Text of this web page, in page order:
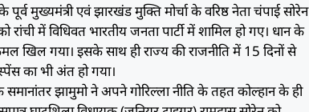
मुख्यमंत्री एवं झारखंड मुक्ति मोर्चा के वरिष्ठ नेता चंपाई सोरेन
रांची में विधिवत भारतीय जनता पार्टी में शामिल हो गए। धान के
खिल गया। इसके साथ ही राज्य की राजनीति में 15 दिनों से
का भी अंत हो गया।
झामुमो ने अपने गोरिल्ला नीति के तहत कोल्हान के ही